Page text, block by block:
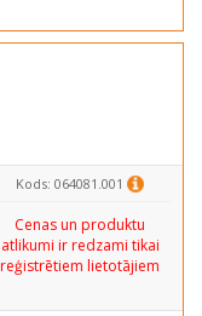
Kods: 064081.001
Cenas un produktu
atlikumi ir redzami tikai
reģistrētiem lietotājiem